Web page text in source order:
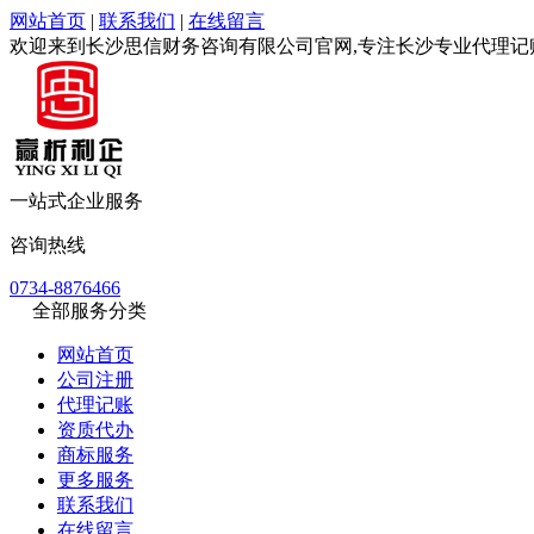
网站首页 | 联系我们 | 在线留言
欢迎来到长沙思信财务咨询有限公司官网,专注长沙专业代理
一站式企业服务
咨询热线
0734-8876466
全部服务分类
网站首页
公司注册
代理记账
资质代办
商标服务
更多服务
联系我们
在线留言